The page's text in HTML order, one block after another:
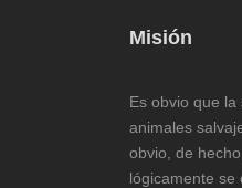
Misión
Es obvio que
animales
obvio, de
lógicamente se